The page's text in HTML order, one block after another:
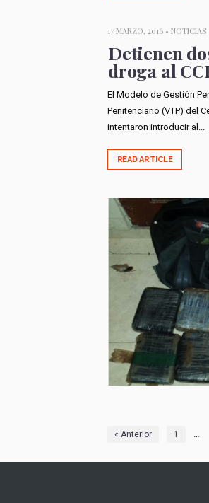
17 MARZO, 2016 • NOTICIAS
Detienen
droga al
El Modelo de Gestión
Penitenciario (VTP) del
intentaron introducir al...
READ ARTICLE
« Anterior 1